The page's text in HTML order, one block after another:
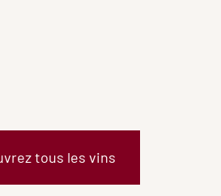
tous les vins